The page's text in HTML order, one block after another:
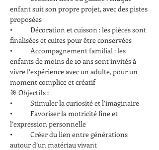
enfant suit son propre projet, avec des pistes
proposées
•            Décoration et cuisson : les pièces sont
finalisées et cuites pour être conservées
•            Accompagnement familial : les
enfants de moins de 10 ans sont invités à
vivre l’expérience avec un adulte, pour un
moment complice et créatif
🎯 Objectifs :
•            Stimuler la curiosité et l’imaginaire
•            Favoriser la motricité fine et
l’expression personnelle
•            Créer du lien entre générations
autour d’un matériau vivant